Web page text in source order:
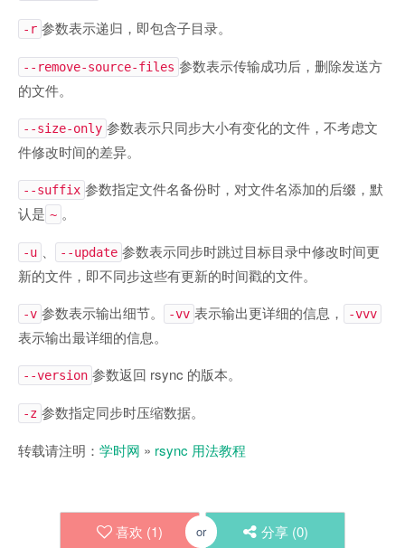
-r 参数表示递归，即包含子目录。
--remove-source-files 参数表示传输成功后，删除发送方
的文件。
--size-only 参数表示只同步大小有变化的文件，不考虑文
件修改时间的差异。
--suffix 参数指定文件名备份时，对文件名添加的后缀，默
认是 ~ 。
-u --update 参数表示同步时跳过目标目录中修改时间更
新的文件，即不同步这些有更新的时间戳的文件。
-v 参数表示输出细节。 -vv 表示输出更详细的信息， -vvv
表示输出最详细的信息。
--version 参数返回 rsync 的版本。
-z 参数指定同步时压缩数据。
转载请注明： 学时网 » rsync 用法教程
喜欢 (1) or 分享 (0)